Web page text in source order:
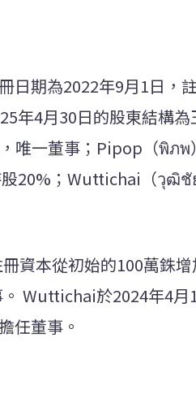
日期為2022年9月1日，
年4月30日的股東結構
唯一董事；Pipop（พิภพ
20%；Wuttichai（วุฒิชั
資本從初始的100萬銖
Wuttichai於2024年4
任董事。